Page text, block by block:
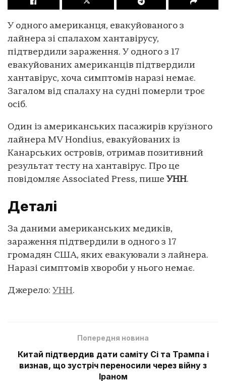
У одного американця, евакуйованого з
лайнера зі спалахом хантавірусу,
підтвердили зараження. У одного з 17
евакуйованих американців підтвердили
хантавірус, хоча симптомів наразі немає.
Загалом від спалаху на судні померли троє
осіб.
Один із американських пасажирів круїзного
лайнера MV Hondius, евакуйованих із
Канарських островів, отримав позитивний
результат тесту на хантавірус. Про це
повідомляє Associated Press, пише УНН.
Деталі
За даними американських медиків,
зараження підтвердили в одного з 17
громадян США, яких евакуювали з лайнера.
Наразі симптомів хвороби у нього немає.
Джерело: УНН.
Попередня новина
Китай підтвердив дати саміту Сі та Трампа і
визнав, що зустріч переносили через війну з
Іраном